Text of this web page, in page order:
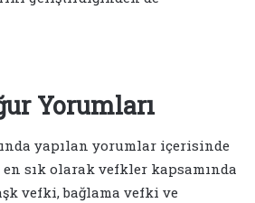
Yorumları
yapılan yorumlar içerisinde
sık olarak vefkler kapsamında
vefki, bağlama vefki ve